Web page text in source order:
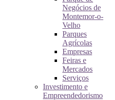
Negócios de
Montemor-o-
Velho
Parques
Agrícolas
Empresas
Feiras e
Mercados
Serviços
Investimento e
Empreendedorismo